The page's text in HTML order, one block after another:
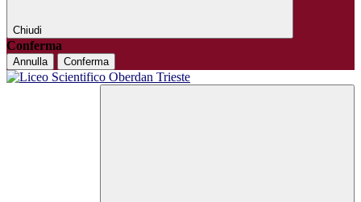
Chiudi
Conferma
Annulla Conferma